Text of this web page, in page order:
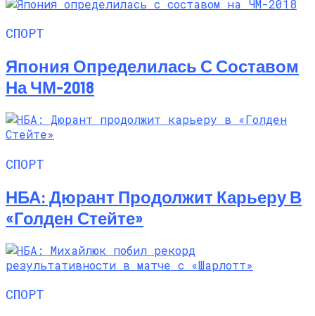
СПОРТ
Япония Определилась С Составом
На ЧМ-2018
СПОРТ
НБА: Дюрант Продолжит Карьеру В
«Голден Стейте»
СПОРТ